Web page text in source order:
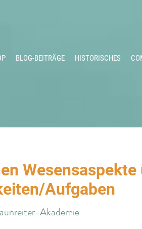
BLOG-BEITRÄGE HISTORISCHES
Aufgaben
Akademie